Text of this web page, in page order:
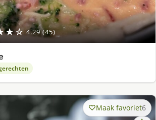
4.29 (45)
Maak favoriet6